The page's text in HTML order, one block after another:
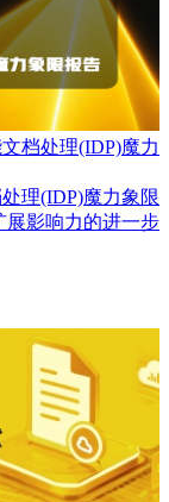
档处理(IDP)魔力
理(IDP)魔力象限
展影响力的进一步